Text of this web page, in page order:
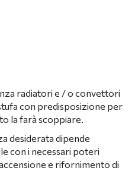
radiatori e / o convettori
con predisposizione per
la farà scoppiare.
desiderata dipende
con i necessari poteri
e rifornimento di